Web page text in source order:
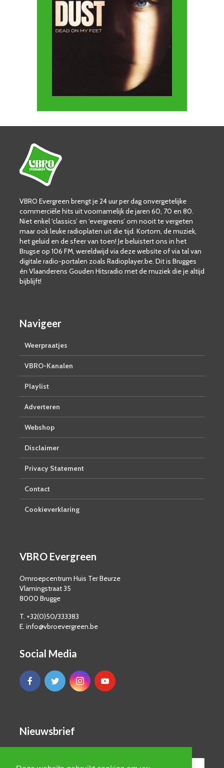
VBRO Evergreen brengt je 24 uur per dag onvergetelijke
commerciële hits uit voornamelijk de jaren 60, 70 en 80.
Niet enkel ‘classics’ en ‘evergreens’ om nooit te vergeten
maar ook leuke radioplaten uit die tijd. Kortom, de muziek,
het geluid en de sfeer van toen! Je beluistert ons in het
Brugse op 106 FM, wereldwijd via deze website of via tal van
digitale radio-portalen zoals Radioplayer.be. Dit is Brugges
én Vlaanderens Gouden Hitsradio met de muziek die je altijd
bijblijft!
Navigeer
Weerpraatjes
VBRO-Kanalen
Playlist
Adverteren
Webshop
Disclaimer
Privacy Statement
Contact
Cookieverklaring
VBRO Evergreen
Omroepcentrum Huis Ter Beurze
Vlamingstraat 35
8000 Brugge
T. +32(0)50/333383
E. info@vbroevergreen.be
Social Media
Nieuwsbrief